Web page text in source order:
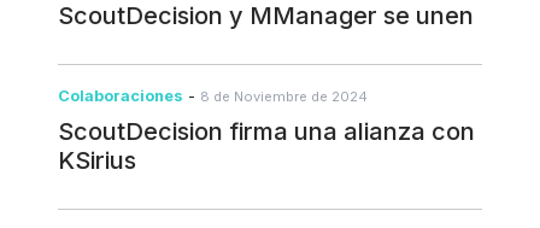
ScoutDecision y MManager se unen
Colaboraciones - 8 de Noviembre de 2024
ScoutDecision firma una alianza con
KSirius